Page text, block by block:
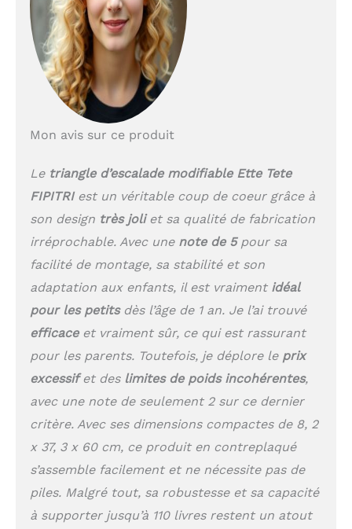
immense joie Motricité
globale - les enfants se
développeront la force
et la mobilité des bras,
des jambes, du dos et
des muscles
plus de choses sans
sans plastique -
bouleau avec vernis
sans danger pour les
enfants, et aucun
plastique dans
l’emballage
Mon avis sur ce produit
Le triangle d’escalade modifiable Ette Tete
FIPITRIest un véritable coup de coeur grâce à
son design très joliet sa qualité de fabrication
irréprochable. Avec une note de 5pour sa
facilité de montage, sa stabilité et son
adaptation aux enfants, il est vraiment idéal
pour les petitsdès l’âge de 1 an. Je l’ai trouvé
efficaceet vraiment sûr, ce qui est rassurant
pour les parents. Toutefois, je déplore le prix
excessifet des limites de poids incohérentes,
avec une note de seulement 2 sur ce dernier
critère. Avec ses dimensions compactes de 8, 2
x 37, 3 x 60 cm, ce produit en contreplaqué
s’assemble facilement et ne nécessite pas de
piles. Malgré tout, sa robustesse et sa capacité
à supporter jusqu’à 110 livres restent un atout